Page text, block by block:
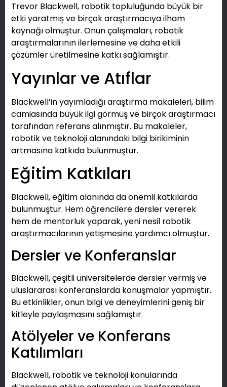
Trevor Blackwell, robotik topluluğunda büyük bir
etki yaratmış ve birçok araştırmacıya ilham
kaynağı olmuştur. Onun çalışmaları, robotik
araştırmalarının ilerlemesine ve daha etkili
çözümler üretilmesine katkı sağlamıştır.
Yayınlar ve Atıflar
Blackwell’in yayımladığı araştırma makaleleri, bilim
camiasında büyük ilgi görmüş ve birçok araştırmacı
tarafından referans alınmıştır. Bu makaleler,
robotik ve teknoloji alanındaki bilgi birikiminin
artmasına katkıda bulunmuştur.
Eğitim Katkıları
Blackwell, eğitim alanında da önemli katkılarda
bulunmuştur. Hem öğrencilere dersler vererek
hem de mentorluk yaparak, yeni nesil robotik
araştırmacılarının yetişmesine yardımcı olmuştur.
Dersler ve Konferanslar
Blackwell, çeşitli üniversitelerde dersler vermiş ve
uluslararası konferanslarda konuşmalar yapmıştır.
Bu etkinlikler, onun bilgi ve deneyimlerini geniş bir
kitleyle paylaşmasını sağlamıştır.
Atölyeler ve Konferans
Katılımları
Blackwell, robotik ve teknoloji konularında